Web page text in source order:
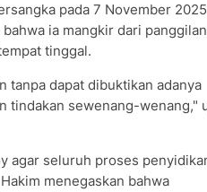
pada 7 November
ia mangkir dari panggilan
tinggal.
tanpa dapat dibuktikan adanya
tindakan sewenang-wenang,"
agar seluruh proses
menegaskan bahwa